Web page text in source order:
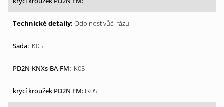
Odolnost vůči rázu
IK05
IK05
IK05